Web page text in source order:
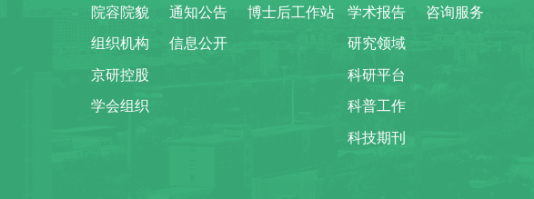
院容院貌
组织机构
京研控股
学会组织
通知公告
信息公开
博士后工作站
学术报告
研究领域
科研平台
科普工作
科技期刊
咨询服务